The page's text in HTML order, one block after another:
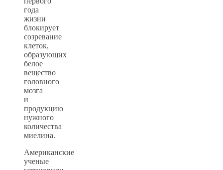
года
жизни
блокирует
созревание
клеток,
образующих
белое
вещество
головного
мозга
и
продукцию
нужного
количества
миелина.
Американские
ученые